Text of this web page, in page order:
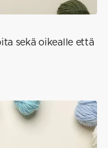
sekä oikealle että